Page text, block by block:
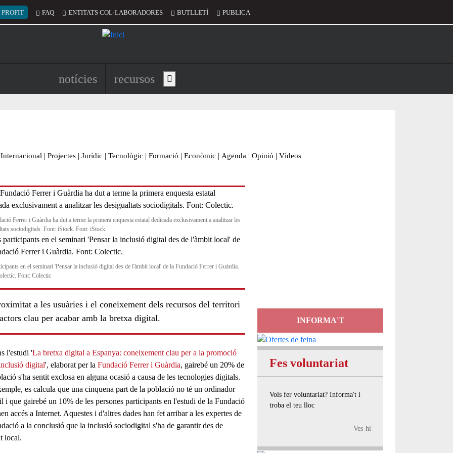
del compte d'usuari
PROFIT FAQ ENTITATS COL·LABORADORES BUTLLETÍ PUBLICA
Navegació principal de l'encapçalament
notícies recursos Show main menu
Internacional | Projectes | Jurídic | Tecnològic | Formació | Econòmic | Agenda | Opinió | Vídeos
Ferrer i Guàrdia ha dut a terme la primera enquesta estatal dedicada exclusivament a analitzar les
sociodigitals. Font: iStock. Font: iStock
en el seminari 'Pensar la inclusió digital des de l'àmbit local' de la Fundació Ferrer i Guàrdia.
Font: Colectic
a les usuàries i el coneixement dels recursos del territori
clau per acabar amb la bretxa digital.
l'estudi 'La bretxa digital a Espanya: coneixement clau per a la promoció
digital', elaborat per la Fundació Ferrer i Guàrdia, gairebé un 20% de
s'ha sentit exclosa en alguna ocasió a causa de les tecnologies digitals.
es calcula que una cinquena part de la població no té un ordinador
i que gairebé un 10% de les personesparticipants en l'estudi de la Fundació
accés a Internet. Aquestes i d'altres dades han fet arribar a les expertes de
a la conclusió que la inclusió sociodigital s'ha de garantir des de
local.
INFORMA'T
Fes voluntariat
Vols fer voluntariat? Informa't i
troba el teu lloc
Ves-hi